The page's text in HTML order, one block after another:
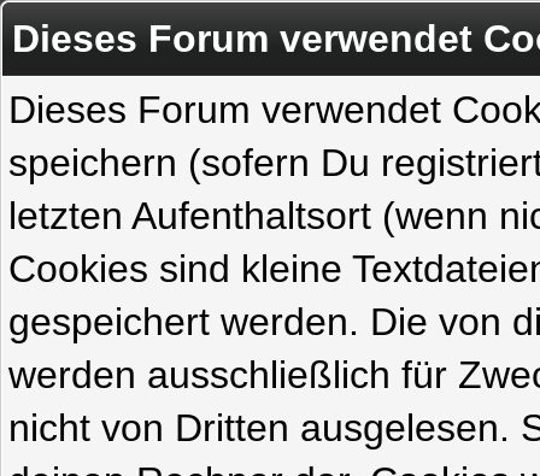
Dieses Forum verwendet
Dieses Forum verwendet
speichern (sofern Du
letzten Aufenthaltsort (wenn
Cookies sind kleine
gespeichert werden. Die von
werden ausschließlich für
nicht von Dritten ausgelesen.